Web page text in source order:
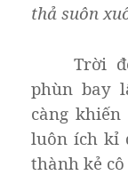
thả suôn
Trời
phùn bay
càng
luôn ích kỉ
thành kẻ cô